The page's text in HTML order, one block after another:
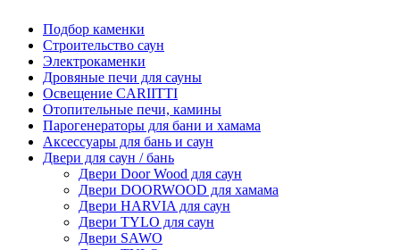
Подбор каменки
Строительство саун
Электрокаменки
Дровяные печи для сауны
Освещение CARIITTI
Отопительные печи, камины
Парогенераторы для бани и хамама
Аксессуары для бань и саун
Двери для саун / бань
Двери Door Wood для саун
Двери DOORWOOD для хамама
Двери HARVIA для саун
Двери TYLO для саун
Двери SAWO